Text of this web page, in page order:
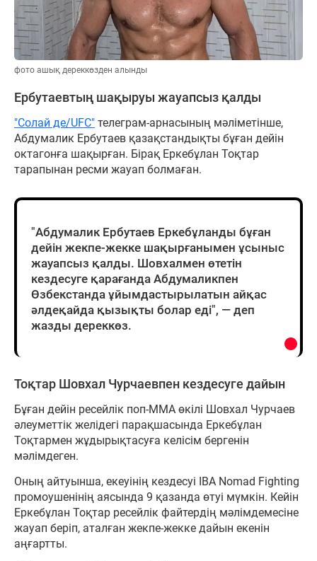
фото ашық дереккөзден алынды
Ербутаевтың шақыруы жауапсыз қалды
"Солай де/UFC" телеграм-арнасының мәліметінше,
Абдумалик Ербутаев қазақстандықты бұған дейін
октагонға шақырған. Бірақ Еркебұлан Тоқтар
тарапынан ресми жауап болмаған.
"Абдумалик Ербутаев Еркебұланды бұған
дейін жекпе-жекке шақырғанымен ұсыныс
жауапсыз қалды. Шовхалмен өтетін
кездесуге қарағанда Абдумаликпен
Өзбекстанда ұйымдастырылатын айқас
әлдеқайда қызықты болар еді", — деп
жазды дереккөз.
Тоқтар Шовхал Чурчаевпен кездесуге дайын
Бұған дейін ресейлік поп-ММА өкілі Шовхал Чурчаев
әлеуметтік желідегі парақшасында Еркебұлан
Тоқтармен жұдырықтасуға келісім бергенін
мәлімдеген.
Оның айтуынша, екеуінің кездесуі IBA Nomad Fighting
промоушенінің аясында 9 қазанда өтуі мүмкін. Кейін
Еркебұлан Тоқтар ресейлік файтердің мәлімдемесіне
жауап беріп, аталған жекпе-жекке дайын екенін
аңғартты.